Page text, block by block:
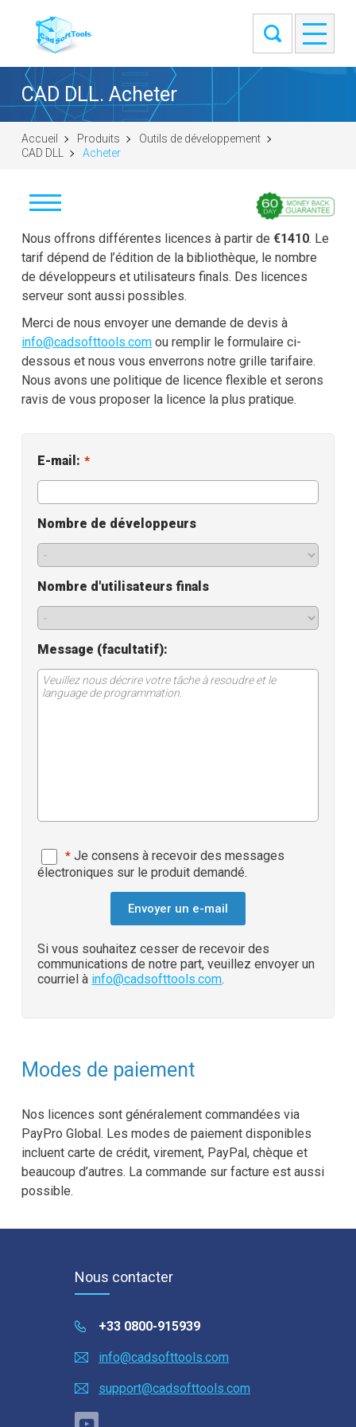
CAD DLL. Acheter
Accueil Produits
Outils de développement
CAD DLL
Acheter
Télécharger
Acheter
Témoignages clients
Aide
Nous offrons différentes licences à partir de€1410. Le
tarif dépend de l’édition de la bibliothèque, le nombre
de développeurs et utilisateurs finals. Des licences
serveur sont aussi possibles.
Merci de nous envoyer une demande de devis à
info@cadsofttools.com ou remplir le formulaire ci-
dessous et nous vous enverrons notre grille tarifaire.
Nous avons une politique de licence flexible et serons
ravis de vous proposer la licence la plus pratique.
E-mail: *
Nombre de développeurs
Nombre d'utilisateurs finals
Message (facultatif):
*Je consens à recevoir des messages
électroniques sur le produit demandé.
Si vous souhaitez cesser de recevoir des
communications de notre part, veuillez envoyer un
courriel à info@cadsofttools.com.
Modes de paiement
Nos licences sont généralement commandées via
PayPro Global. Les modes de paiement disponibles
incluent carte de crédit, virement, PayPal, chèque et
beaucoup d’autres. La commande sur facture est aussi
possible.
Nous contacter
+33 0800-915939
info@cadsofttools.com
support@cadsofttools.com